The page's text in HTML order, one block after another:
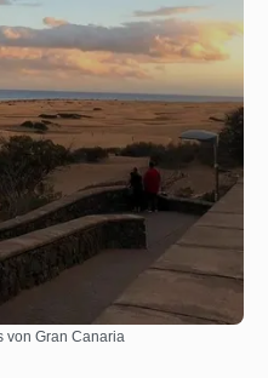
von Gran Canaria